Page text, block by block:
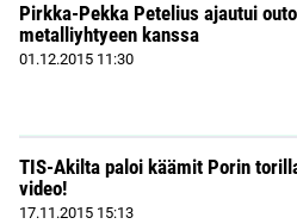
Pirkka-Pekka Petelius ajautui
metalliyhtyeen kanssa
01.12.2015 11:30
TIS-Akilta paloi käämit Porin
video!
17.11.2015 15:13